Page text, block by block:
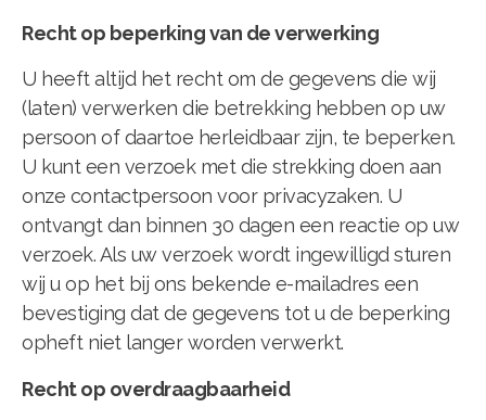
Recht op beperking van de verwerking
U heeft altijd het recht om de gegevens die wij
(laten) verwerken die betrekking hebben op uw
persoon of daartoe herleidbaar zijn, te beperken.
U kunt een verzoek met die strekking doen aan
onze contactpersoon voor privacyzaken. U
ontvangt dan binnen 30 dagen een reactie op uw
verzoek. Als uw verzoek wordt ingewilligd sturen
wij u op het bij ons bekende e-mailadres een
bevestiging dat de gegevens tot u de beperking
opheft niet langer worden verwerkt.
Recht op overdraagbaarheid